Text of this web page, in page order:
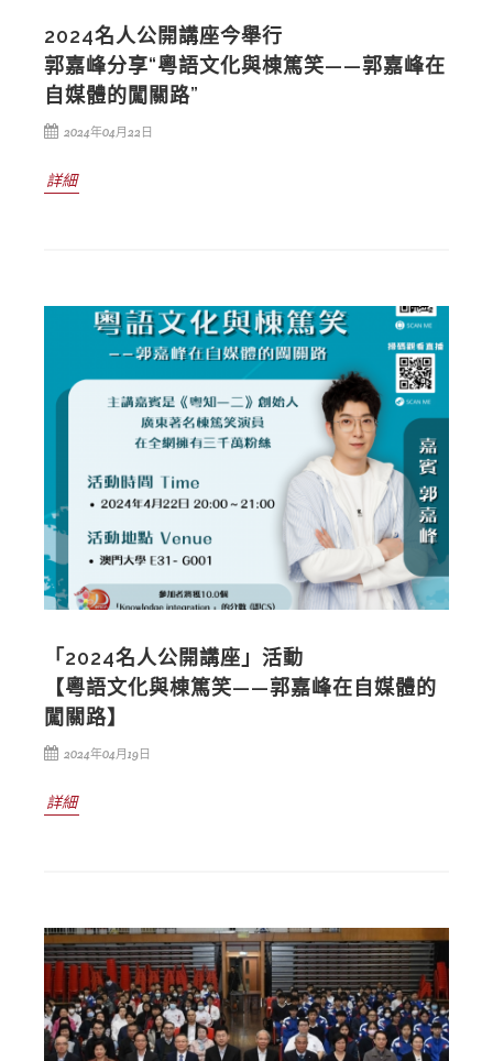
2024名人公開講座今舉行
郭嘉峰分享“粵語文化與棟篤笑——郭嘉峰在
自媒體的闖關路”
2024年04月22日
詳細
「2024名人公開講座」活動
【粵語文化與棟篤笑——郭嘉峰在自媒體的
闖關路】
2024年04月19日
詳細